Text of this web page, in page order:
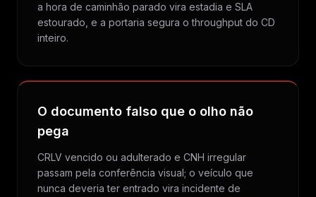
a hora de caminhão parado vira estadia e SLA
estourado, e a portaria segura o throughput do CD
inteiro.
O documento falso que o olho não
pega
CRLV vencido ou adulterado e CNH irregular
passam pela conferência visual; o veículo que
nunca deveria ter entrado vira incidente de